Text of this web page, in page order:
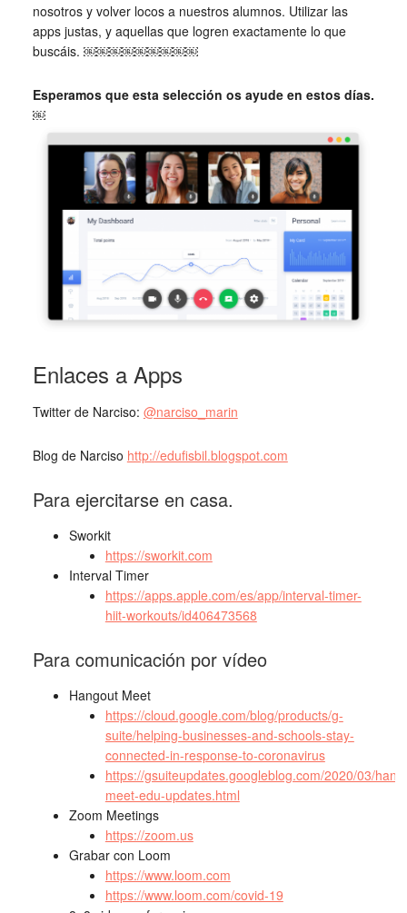
nosotros y volver locos a nuestros alumnos. Utilizar las
apps justas, y aquellas que logren exactamente lo que
buscáis. ￼￼￼￼￼￼￼￼￼
Esperamos que esta selección os ayude en estos días.
￼
Enlaces a Apps
Twitter de Narciso: @narciso_marin
Blog de Narciso http://edufisbil.blogspot.com
Para ejercitarse en casa.
Sworkit
https://sworkit.com
Interval Timer
https://apps.apple.com/es/app/interval-timer-
hiit-workouts/id406473568
Para comunicación por vídeo
Hangout Meet
https://cloud.google.com/blog/products/g-
suite/helping-businesses-and-schools-stay-
connected-in-response-to-coronavirus
https://gsuiteupdates.googleblog.com/2020/03/
meet-edu-updates.html
Zoom Meetings
https://zoom.us
Grabar con Loom
https://www.loom.com
https://www.loom.com/covid-19